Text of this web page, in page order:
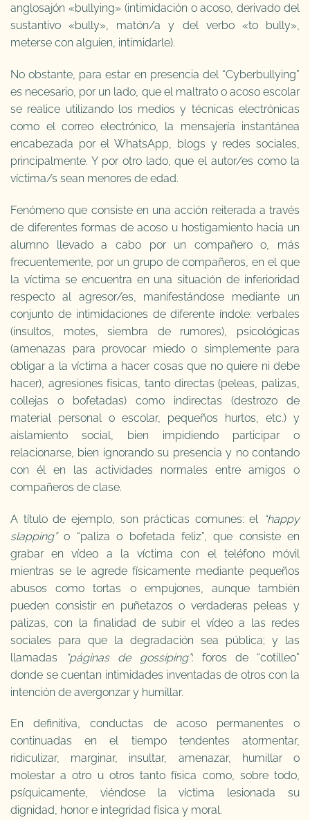
anglosajón «bullying» (intimidación o acoso, derivado del
sustantivo «bully», matón/a y del verbo «to bully»,
meterse con alguien, intimidarle).
No obstante, para estar en presencia del “Cyberbullying”
es necesario, por un lado, que el maltrato o acoso escolar
se realice utilizando los medios y técnicas electrónicas
como el correo electrónico, la mensajería instantánea
encabezada por el WhatsApp, blogs y redes sociales,
principalmente. Y por otro lado, que el autor/es como la
víctima/s sean menores de edad.
Fenómeno que consiste en una acción reiterada a través
de diferentes formas de acoso u hostigamiento hacia un
alumno llevado a cabo por un compañero o, más
frecuentemente, por un grupo de compañeros, en el que
la víctima se encuentra en una situación de inferioridad
respecto al agresor/es, manifestándose mediante un
conjunto de intimidaciones de diferente índole: verbales
(insultos, motes, siembra de rumores), psicológicas
(amenazas para provocar miedo o simplemente para
obligar a la víctima a hacer cosas que no quiere ni debe
hacer), agresiones físicas, tanto directas (peleas, palizas,
collejas o bofetadas) como indirectas (destrozo de
material personal o escolar, pequeños hurtos, etc.) y
aislamiento social, bien impidiendo participar o
relacionarse, bien ignorando su presencia y no contando
con él en las actividades normales entre amigos o
compañeros de clase.
A título de ejemplo, son prácticas comunes: el
“happy
slapping”o “paliza o bofetada feliz”, que consiste en
grabar en vídeo a la víctima con el teléfono móvil
mientras se le agrede físicamente mediante pequeños
abusos como tortas o empujones, aunque también
pueden consistir en puñetazos o verdaderas peleas y
palizas, con la finalidad de subir el vídeo a las redes
sociales para que la degradación sea pública; y las
llamadas
“páginas de gossiping”: foros de “cotilleo”
donde se cuentan intimidades inventadas de otros con la
intención de avergonzar y humillar.
En definitiva, conductas de acoso permanentes o
continuadas en el tiempo tendentes atormentar,
ridiculizar, marginar, insultar, amenazar, humillar o
molestar a otro u otros tanto física como, sobre todo,
psíquicamente, viéndose la víctima lesionada su
dignidad, honor e integridad física y moral.